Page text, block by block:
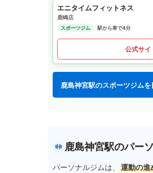
エニタイムフィットネス
鹿嶋店
スポーツジム 駅から車で4分
公式サイ
鹿島神宮駅のスポーツジム
鹿島神宮駅のパー
パーソナルジムは、 運動の進